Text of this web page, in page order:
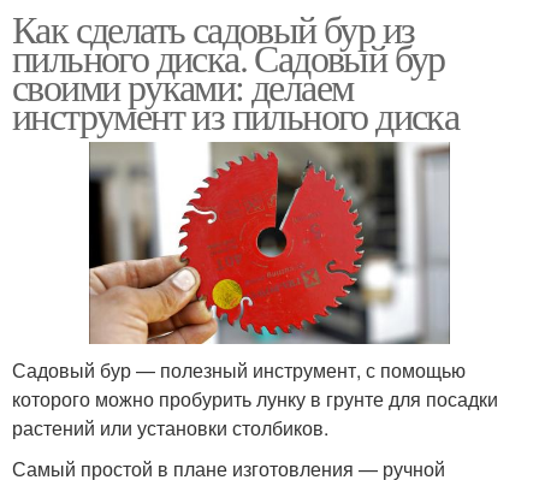
Как сделать садовый бур из
пильного диска. Садовый бур
своими руками: делаем
инструмент из пильного диска
Садовый бур — полезный инструмент, с помощью
которого можно пробурить лунку в грунте для посадки
растений или установки столбиков.
Самый простой в плане изготовления — ручной